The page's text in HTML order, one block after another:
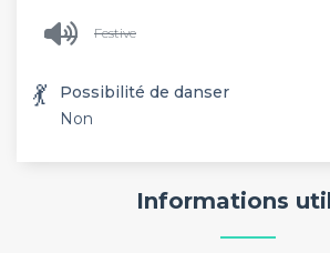
Festive
💃
Possibilité de danser
Non
Informations